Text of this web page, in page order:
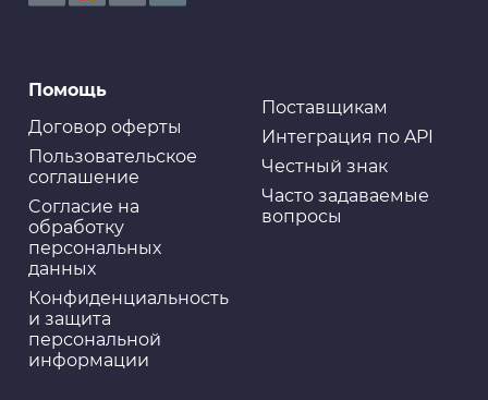
Помощь
Договор оферты
Пользовательское
соглашение
Cогласие на
обработку
персональных
данных
Конфиденциальность
и защита
персональной
информации
Поставщикам
Интеграция по API
Честный знак
Часто задаваемые
вопросы